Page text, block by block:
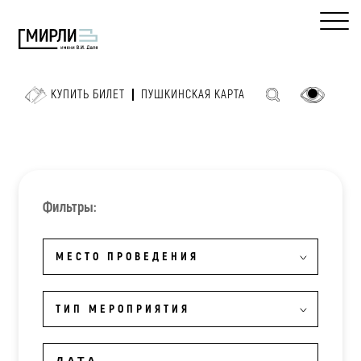
КУПИТЬ БИЛЕТ ПУШКИНСКАЯ КАРТА
Фильтры:
МЕСТО ПРОВЕДЕНИЯ
ТИП МЕРОПРИЯТИЯ